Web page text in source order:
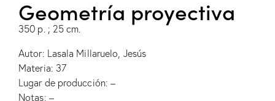
Geometría proyectiva
350 p. ; 25 cm.
Autor: Lasala Millaruelo, Jesús
Materia: 37
Lugar de producción: –
Notas: –